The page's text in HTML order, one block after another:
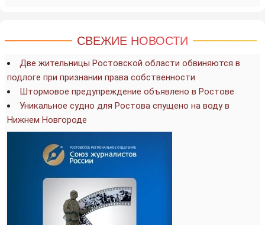
СВЕЖИЕ НОВОСТИ
Две жительницы Ростовской области обвиняются в
подлоге при признании права собственности
Штормовое предупреждение объявлено в Ростове
Уникальное судно для Ростова спущено на воду в
Нижнем Новгороде